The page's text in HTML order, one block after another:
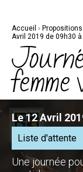
navigation
Accueil › Propositions
Avril 2019 de 09h30
Le 12 Avril
Liste d'attente
Une journée